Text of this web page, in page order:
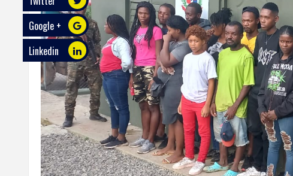
ECO
PLAY
TRABAJOS
INVESTIGACIÓN
PROVINCIAS
DISTRITO
NACIONAL
Google +
Linkedin